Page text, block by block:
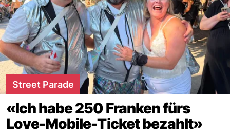
Street Parade
«Ich habe 250 Franken fürs
Love-Mobile-Ticket bezahlt»